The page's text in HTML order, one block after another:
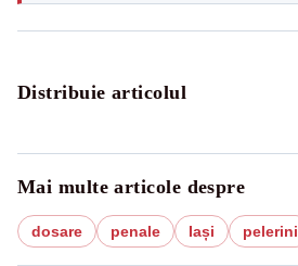
Distribuie articolul
Mai multe articole despre
dosare penale Iași pelerini